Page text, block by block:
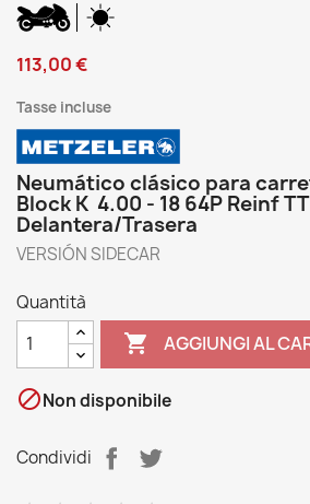
113,00 €
Tasse incluse
Neumático clásico para
Block K 4.00 - 18 64P Reinf TT
Delantera/Trasera
VERSIÓN SIDECAR
Quantità
 AGGIUNGI AL
Non disponibile
Condividi